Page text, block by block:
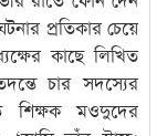
প্রতিকার চেয়ে
কাছে লিখিত
চার সদস্যের
শিক্ষক মওদুদের